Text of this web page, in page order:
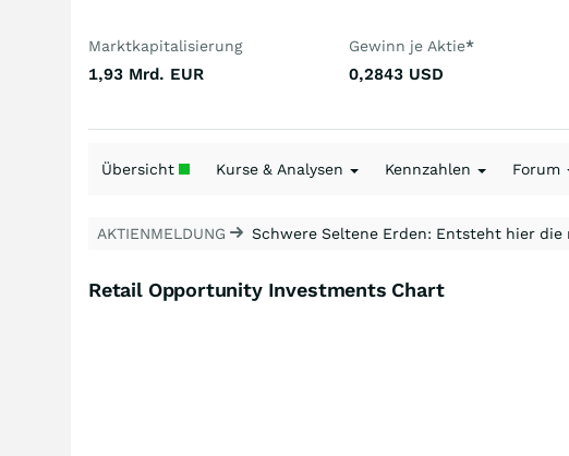
Marktkapitalisierung
1,93 Mrd. EUR
Gewinn je Aktie*
0,2843 USD
Übersicht Kurse & Analysen Kennzahlen Forum
AKTIENMELDUNG Schwere Seltene Erden: Entsteht hier
Retail Opportunity Investments Chart